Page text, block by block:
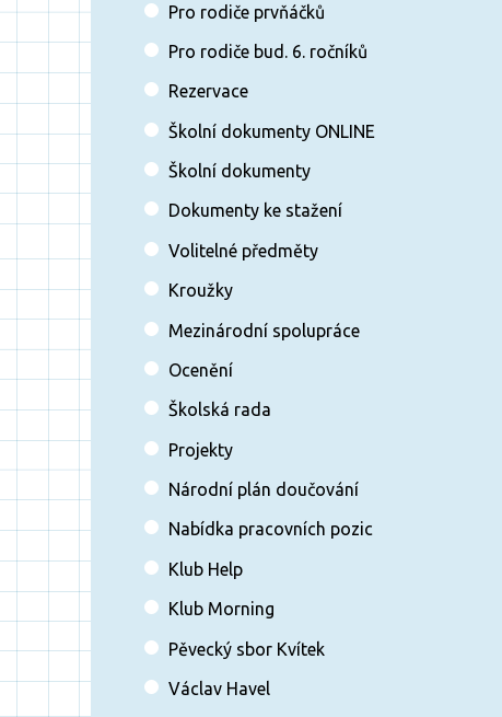
Pro rodiče prvňáčků
Pro rodiče bud. 6. ročníků
Rezervace
Školní dokumenty ONLINE
Školní dokumenty
Dokumenty ke stažení
Volitelné předměty
Kroužky
Mezinárodní spolupráce
Ocenění
Školská rada
Projekty
Národní plán doučování
Nabídka pracovních pozic
Klub Help
Klub Morning
Pěvecký sbor Kvítek
Václav Havel